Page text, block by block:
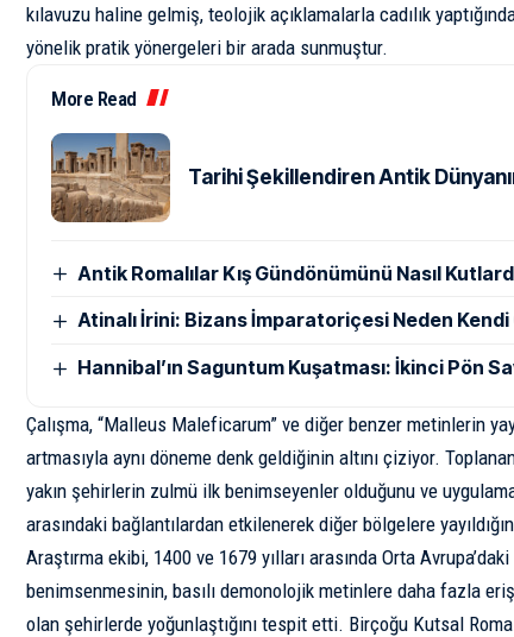
kılavuzu haline gelmiş, teolojik açıklamalarla cadılık
yönelik pratik yönergeleri bir arada sunmuştur.
More Read
Tarihi Şekillendiren Antik
Antik Romalılar Kış Gündönümünü Nasıl
Atinalı İrini: Bizans İmparatoriçesi Neden
Hannibal’ın Saguntum Kuşatması: İkinci Pön
Çalışma, “Malleus Maleficarum” ve diğer benzer metinlerin
artmasıyla aynı döneme denk geldiğinin altını çiziyor.
yakın şehirlerin zulmü ilk benimseyenler olduğunu ve
arasındaki bağlantılardan etkilenerek diğer bölgelere
Araştırma ekibi, 1400 ve 1679 yılları arasında Orta
benimsenmesinin, basılı demonolojik metinlere daha fazla
olan şehirlerde yoğunlaştığını tespit etti. Birçoğu Kutsal